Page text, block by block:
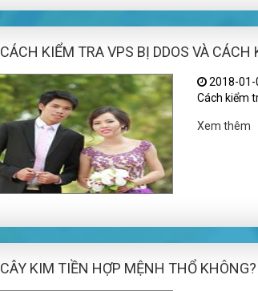
CÁCH KIỂM TRA VPS BỊ DDOS VÀ CÁCH
2018-01-
Cách kiểm
Xem thêm
CÂY KIM TIỀN HỢP MỆNH THỔ KHÔNG?